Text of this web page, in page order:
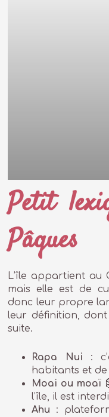
Petit
Pâques
L’île appartient au
mais elle est de
donc leur propre
leur définition,
suite.
Rapa Nui :
habitants et
Moai ou moaï
l’île, il est
Ahu :